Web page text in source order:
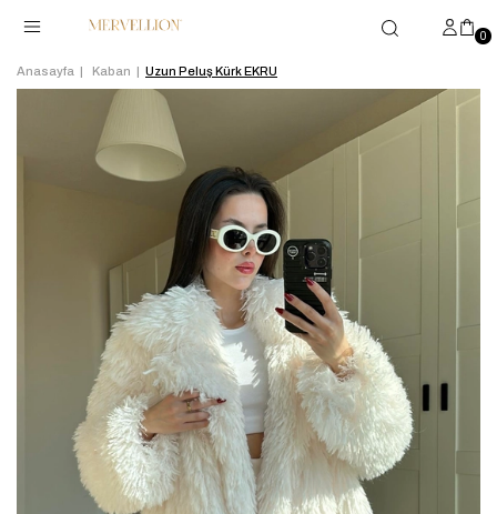
0
Anasayfa Kaban Uzun Peluş Kürk EKRU